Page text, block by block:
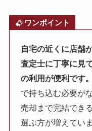
ワンポイント
自宅の近くに店舗
査定士に丁寧に見
の利用が便利です
で持ち込む必要が
売却まで完結でき
選ぶ方が増えていま